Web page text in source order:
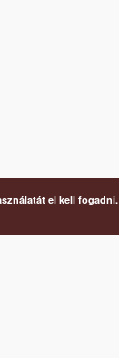
el kell fogadni.